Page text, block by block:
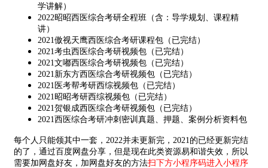
学讲解）
2022昭昭西医综合考研全程班（含：导学规划、课程精
讲）
2021傲视天鹰西医综合考研课程包（已完结）
2021考虫西医综合考研视频包（已完结）
2021文嘟西医综合考研视频包（已完结）
2021新东方西医综合考研视频包（已完结）
2021医考帮考研西综视频包（已完结）
2021昭昭考研西综视频包（已完结）
2021贺银成西医综合考研视频包（已完结）
2021西医综合考研冲刺密训真题、押题、案例分析资料包
每个人只能领其中一套，2022并未更新完，2021的已经更新完结
的了，通过百度网盘分享，但是现在此类资源易和谐失效，所以
需要加网盘好友，加网盘好友的方法扫下方小程序码进入小程序